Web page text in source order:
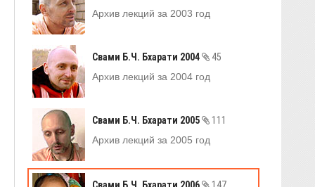
Архив лекций за 2003 год
Свами Б.Ч. Бхарати 2004
45
Архив лекций за 2004 год
Свами Б.Ч. Бхарати 2005
111
Архив лекций за 2005 год